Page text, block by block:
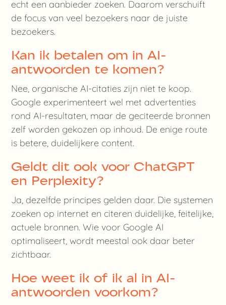
echt een aanbieder zoeken. Daarom verschuift
de focus van veel bezoekers naar de juiste
bezoekers.
Kan ik betalen om in AI-
antwoorden te komen?
Nee, organische AI-citaties zijn niet te koop.
Google experimenteert wel met advertenties
rond AI-resultaten, maar de geciteerde bronnen
zelf worden gekozen op inhoud. De enige route
is betere, duidelijkere content.
Geldt dit ook voor ChatGPT
en Perplexity?
Ja, dezelfde principes gelden daar. Die systemen
zoeken op internet en citeren duidelijke, feitelijke,
actuele bronnen. Wie voor Google AI
optimaliseert, wordt meestal ook daar beter
zichtbaar.
Hoe weet ik of ik al in AI-
antwoorden voorkom?